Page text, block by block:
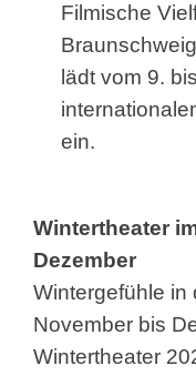
Filmische
lädt vom 9.
ein.
Wintertheater
Dezember
Wintergefühle in
November bis
Wintertheater